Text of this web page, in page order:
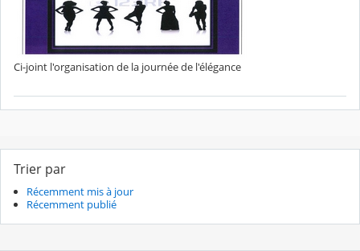
Ci-joint l'organisation de la journée de l'élégance
Trier par
Récemment mis à jour
Récemment publié